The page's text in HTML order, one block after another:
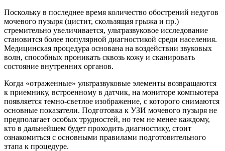
Поскольку в последнее время количество обострений недугов
мочевого пузыря (цистит, скользящая грыжа и пр.)
стремительно увеличивается, ультразвуковое исследование
становится более популярной диагностикой среди населения.
Медицинская процедура основана на воздействии звуковых
волн, способных проникать сквозь кожу и сканировать
состояние внутренних органов.
Когда «отраженные» ультразвуковые элементы возвращаются
к приемнику, встроенному в датчик, на мониторе компьютера
появляется темно-светлое изображение, с которого снимаются
основные показатели. Подготовка к УЗИ мочевого пузыря не
предполагает особых трудностей, но тем не менее каждому,
кто в дальнейшем будет проходить диагностику, стоит
ознакомиться с основными правилами подготовительного
этапа к процедуре.